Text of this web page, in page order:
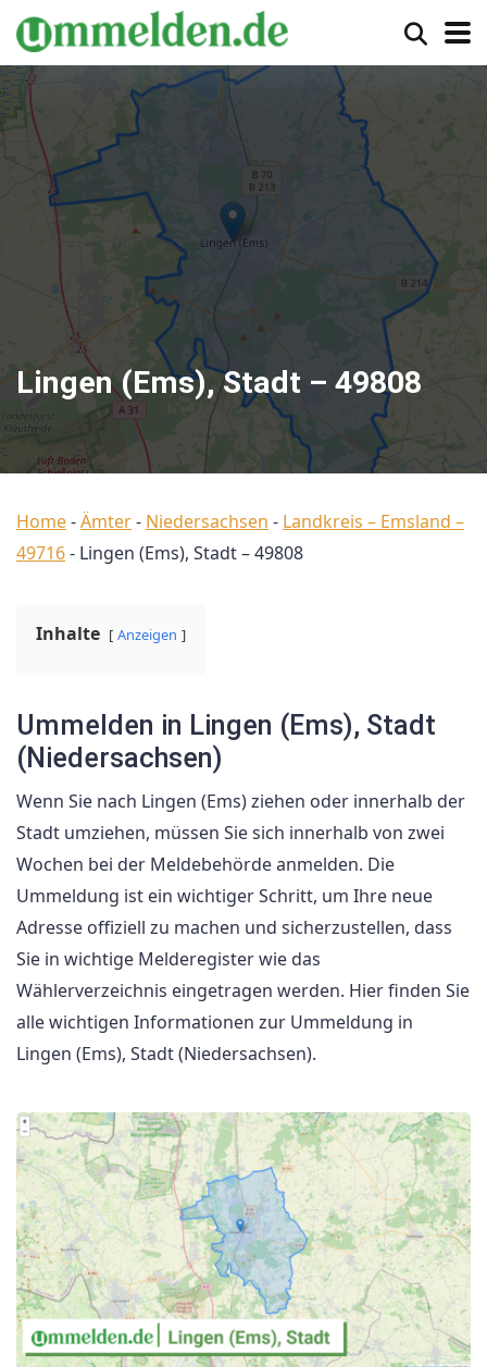
Lingen (Ems), Stadt – 49808
Home-Ämter- Niedersachsen - Landkreis – Emsland –
49716- Lingen (Ems), Stadt – 49808
Inhalte Anzeigen
Ummelden in Lingen (Ems), Stadt
(Niedersachsen)
Wenn Sie nach Lingen (Ems) ziehen oder innerhalb der
Stadt umziehen, müssen Sie sich innerhalb von zwei
Wochen bei der Meldebehörde anmelden. Die
Ummeldung ist ein wichtiger Schritt, um Ihre neue
Adresse offiziell zu machen und sicherzustellen, dass
Sie in wichtige Melderegister wie das
Wählerverzeichnis eingetragen werden. Hier finden Sie
alle wichtigen Informationen zur Ummeldung in
Lingen (Ems), Stadt (Niedersachsen).